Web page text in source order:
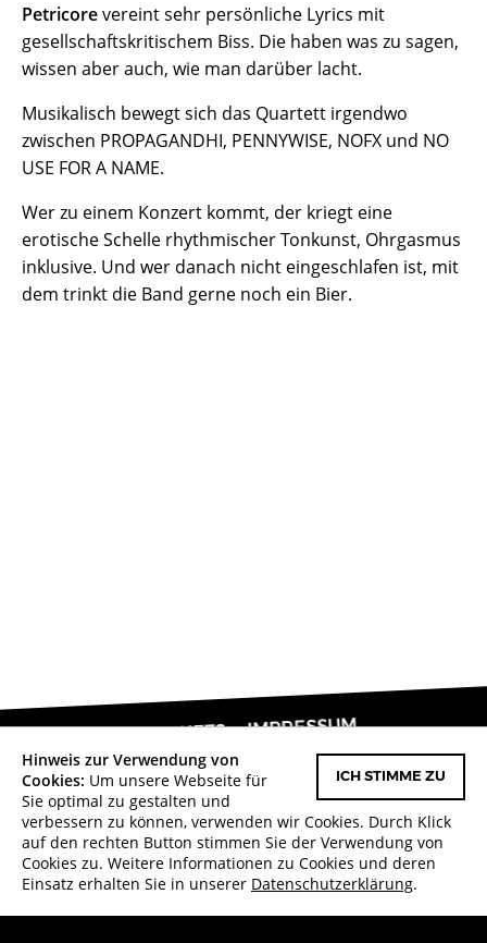
Petricorevereint sehr persönliche Lyrics mit
gesellschaftskritischem Biss. Die haben was zu sagen,
wissen aber auch, wie man darüber lacht.
Musikalisch bewegt sich das Quartett irgendwo
zwischen PROPAGANDHI, PENNYWISE, NOFX und NO
USE FOR A NAME.
Wer zu einem Konzert kommt, der kriegt eine
erotische Schelle rhythmischer Tonkunst, Ohrgasmus
inklusive. Und wer danach nicht eingeschlafen ist, mit
dem trinkt die Band gerne noch ein Bier.
Zurück zur Veranstaltung
TICKETS IMPRESSUM
DATENSCHUTZERKLÄRUNG FACEBOOK
Made with in Karlsruhe
ICH STIMME ZU
Hinweis zur Verwendung von
Cookies: Um unsere Webseite für
Sie optimal zu gestalten und
verbessern zu können, verwenden wir Cookies. Durch Klick
auf den rechten Button stimmen Sie der Verwendung von
Cookies zu. Weitere Informationen zu Cookies und deren
Einsatz erhalten Sie in unserer Datenschutzerklärung.